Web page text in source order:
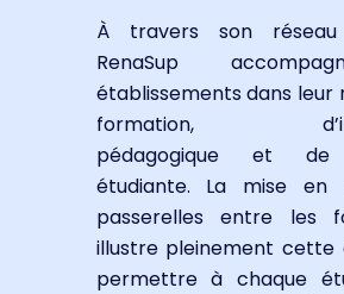
À travers son réseau
RenaSup
établissements dans leur
formation,
pédagogique et de
étudiante. La mise en
passerelles entre les
illustre pleinement cette
permettre à chaque